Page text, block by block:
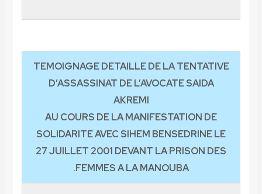
TEMOIGNAGE DETAILLE DE LA TENTATIVE
D’ASSASSINAT DE L’AVOCATE SAIDA
AKREMI
AU COURS DE LA MANIFESTATION DE
SOLIDARITE AVEC SIHEM BENSEDRINE LE
27 JUILLET 2001 DEVANT LA PRISON DES
FEMMES A LA MANOUBA.